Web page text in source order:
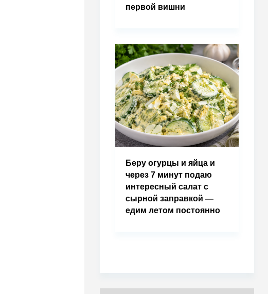
первой вишни
Беру огурцы и яйца и
через 7 минут подаю
интересный салат с
сырной заправкой —
едим летом постоянно